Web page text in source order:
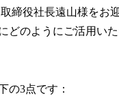
締役社長遠山様をお
どのようにご活用い
の3点です：